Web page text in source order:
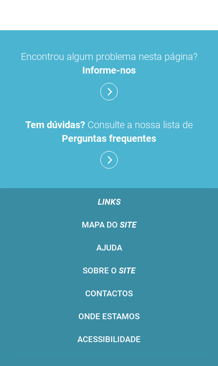
Encontrou algum problema nesta página?
Informe-nos
Tem dúvidas? Consulte a nossa lista de
Perguntas frequentes
LINKS
MAPA DO SITE
AJUDA
SOBRE O SITE
CONTACTOS
ONDE ESTAMOS
ACESSIBILIDADE